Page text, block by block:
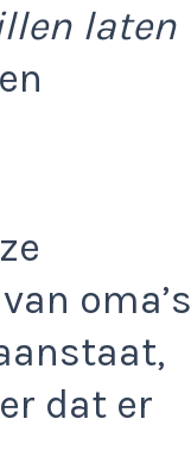
laten
oma’s
dat er